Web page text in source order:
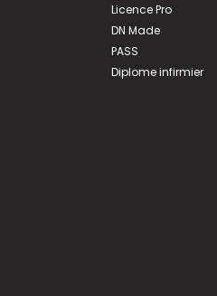
Licence Pro
DN Made
PASS
Diplome infirmier